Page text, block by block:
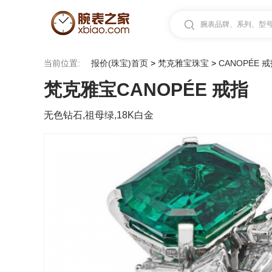
腕表品牌、系列、型
当前位置: 报价(珠宝)首页 > 梵克雅宝珠宝 > CANOPÉE 戒
梵克雅宝CANOPÉE 戒指
无色钻石,祖母绿,18K白金